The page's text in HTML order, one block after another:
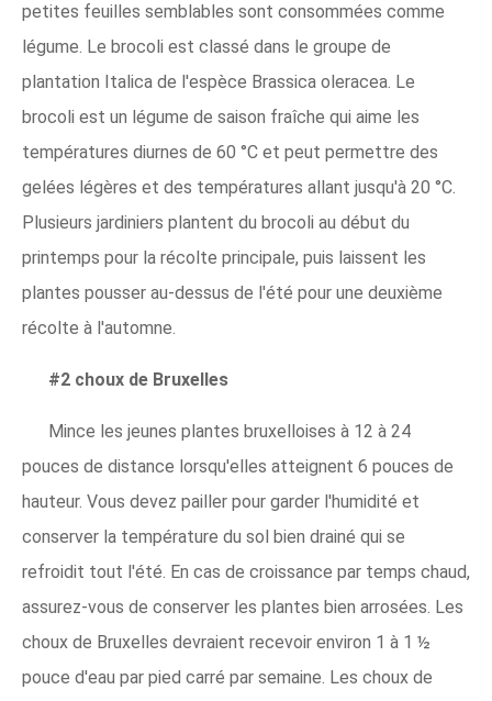
petites feuilles semblables sont consommées comme
légume. Le brocoli est classé dans le groupe de
plantation Italica de l'espèce Brassica oleracea. Le
brocoli est un légume de saison fraîche qui aime les
températures diurnes de 60 °C et peut permettre des
gelées légères et des températures allant jusqu'à 20 °C.
Plusieurs jardiniers plantent du brocoli au début du
printemps pour la récolte principale, puis laissent les
plantes pousser au-dessus de l'été pour une deuxième
récolte à l'automne.
#2 choux de Bruxelles
Mince les jeunes plantes bruxelloises à 12 à 24
pouces de distance lorsqu'elles atteignent 6 pouces de
hauteur. Vous devez pailler pour garder l'humidité et
conserver la température du sol bien drainé qui se
refroidit tout l'été. En cas de croissance par temps chaud,
assurez-vous de conserver les plantes bien arrosées. Les
choux de Bruxelles devraient recevoir environ 1 à 1 ½
pouce d'eau par pied carré par semaine. Les choux de